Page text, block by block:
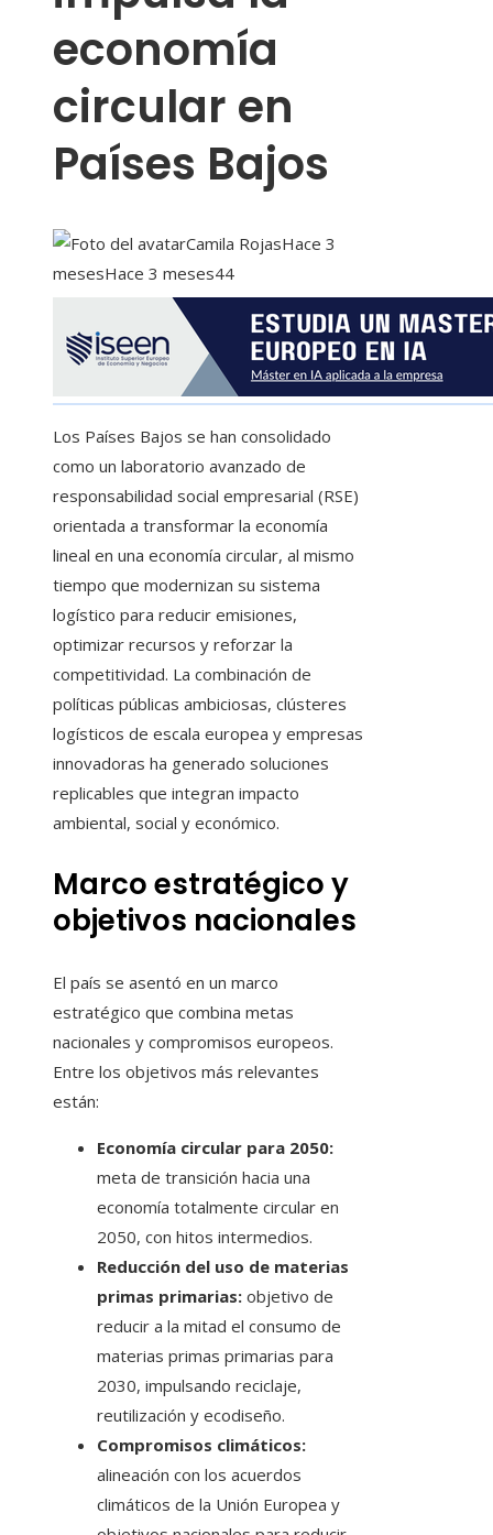
economía
circular en
Países Bajos
Camila RojasHace 3
mesesHace 3 meses44
Los Países Bajos se han consolidado
como un laboratorio avanzado de
responsabilidad social empresarial (RSE)
orientada a transformar la economía
lineal en una economía circular, al mismo
tiempo que modernizan su sistema
logístico para reducir emisiones,
optimizar recursos y reforzar la
competitividad. La combinación de
políticas públicas ambiciosas, clústeres
logísticos de escala europea y empresas
innovadoras ha generado soluciones
replicables que integran impacto
ambiental, social y económico.
Marco estratégico y
objetivos nacionales
El país se asentó en un marco
estratégico que combina metas
nacionales y compromisos europeos.
Entre los objetivos más relevantes
están:
Economía circular para 2050:
meta de transición hacia una
economía totalmente circular en
2050, con hitos intermedios.
Reducción del uso de materias
primas primarias: objetivo de
reducir a la mitad el consumo de
materias primas primarias para
2030, impulsando reciclaje,
reutilización y ecodiseño.
Compromisos climáticos:
alineación con los acuerdos
climáticos de la Unión Europea y